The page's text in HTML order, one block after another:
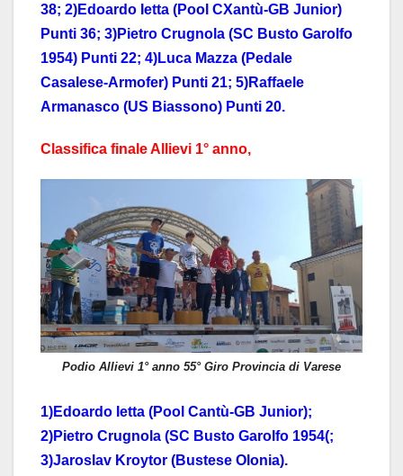
38; 2)Edoardo Ietta (Pool CXantù-GB Junior)
Punti 36; 3)Pietro Crugnola (SC Busto Garolfo
1954) Punti 22; 4)Luca Mazza (Pedale
Casalese-Armofer) Punti 21; 5)Raffaele
Armanasco (US Biassono) Punti 20.
Classifica finale Allievi 1° anno,
Podio Allievi 1° anno 55° Giro Provincia di Varese
1)Edoardo Ietta (Pool Cantù-GB Junior);
2)Pietro Crugnola (SC Busto Garolfo 1954(;
3)Jaroslav Kroytor (Bustese Olonia).